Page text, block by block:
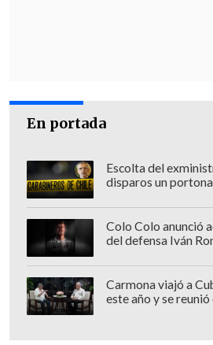
En portada
Escolta del
disparos un
Colo Colo anunció
del defensa Iván
Carmona viajó a
este año y se